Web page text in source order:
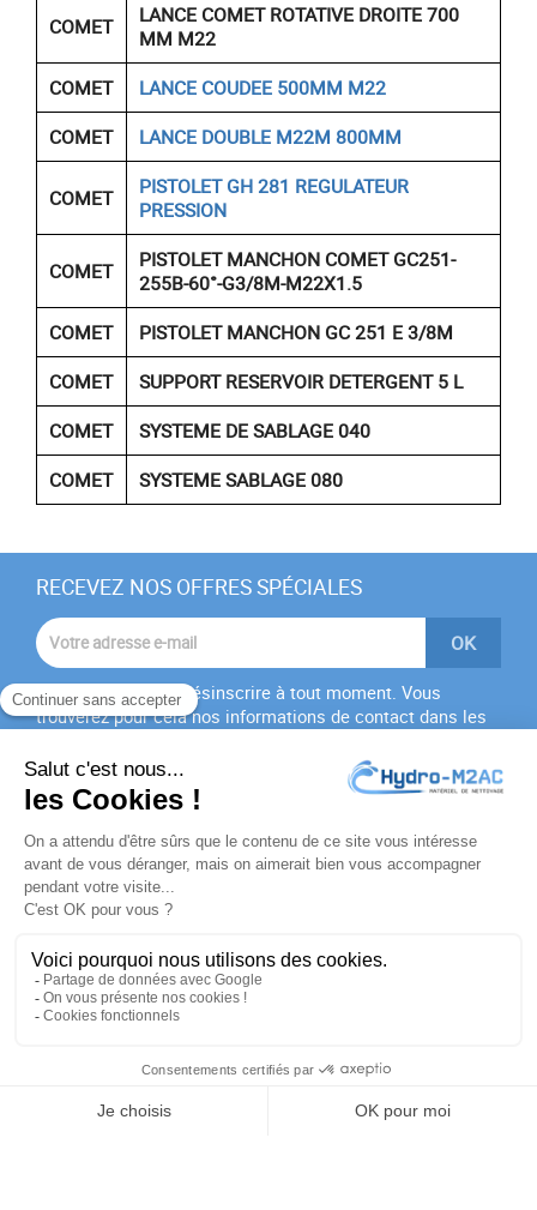
COMET
LANCE COMET ROTATIVE DROITE 700
MM M22
COMET
LANCE COUDEE 500MM M22
COMET
LANCE DOUBLE M22M 800MM
COMET
PISTOLET GH 281 REGULATEUR
PRESSION
COMET
PISTOLET MANCHON COMET GC251-
255B-60°-G3/8M-M22X1.5
COMET
PISTOLET MANCHON GC 251 E 3/8M
COMET
SUPPORT RESERVOIR DETERGENT 5 L
COMET
SYSTEME DE SABLAGE 040
COMET
SYSTEME SABLAGE 080
RECEVEZ NOS OFFRES SPÉCIALES
Vous pouvez vous désinscrire à tout moment. Vous
trouverez pour cela nos informations de contact dans les
J'accepte lesconditions générales
politique de
confidentialité
PRODUITS
NOTRE SOCIÉTÉ
VOTRE COMPTE